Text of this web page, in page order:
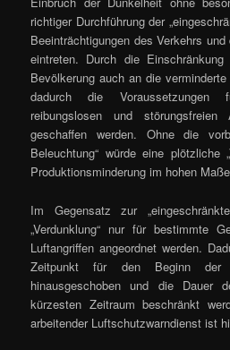
richtiger Durchführung der
Beeinträchtigungen des Verkehrs
eintreten. Durch die
Bevölkerung auch an die
dadurch die Voraussetzungen
reibungslosen und störungsfreien
geschaffen werden. Ohne die
Beleuchtung“ würde eine plötzliche
Produktionsminderung im hohen
Im Gegensatz zur
„Verdunklung“ nur für bestimmte
Luftangriffen angeordnet werden.
Zeitpunkt für den Beginn der
hinausgeschoben und die Dauer
kürzesten Zeitraum beschränkt
arbeitender Luftschutzwarndienst ist